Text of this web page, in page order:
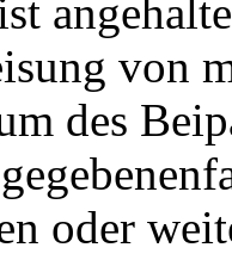
von
des
oder